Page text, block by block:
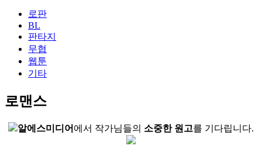
로판
BL
판타지
무협
웹툰
기타
로맨스
알에스미디어 에서 작가님들의 소중한 원고를 기다립니다.